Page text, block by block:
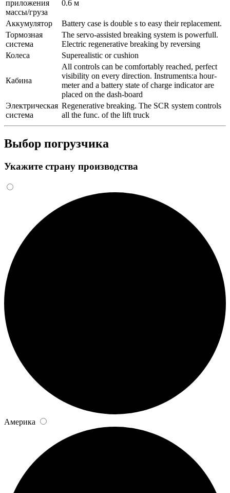
приложения
массы/груза
0.6 м
Аккумулятор
Battery case is double s to easy their replacement.
Тормозная
система
The servo-assisted breaking system is powerfull.
Electric regenerative breaking by reversing
Колеса
Superealistic or cushion
Кабина
All controls can be comfortably reached, perfect
visibility on every direction. Instruments:a hour-
meter and a battery state of charge indicator are
placed on the dash-board
Электрическая
система
Regenerative breaking. The SCR system controls
all the func. of the lift truck
Выбор погрузчика
Укажите страну производства
Америка